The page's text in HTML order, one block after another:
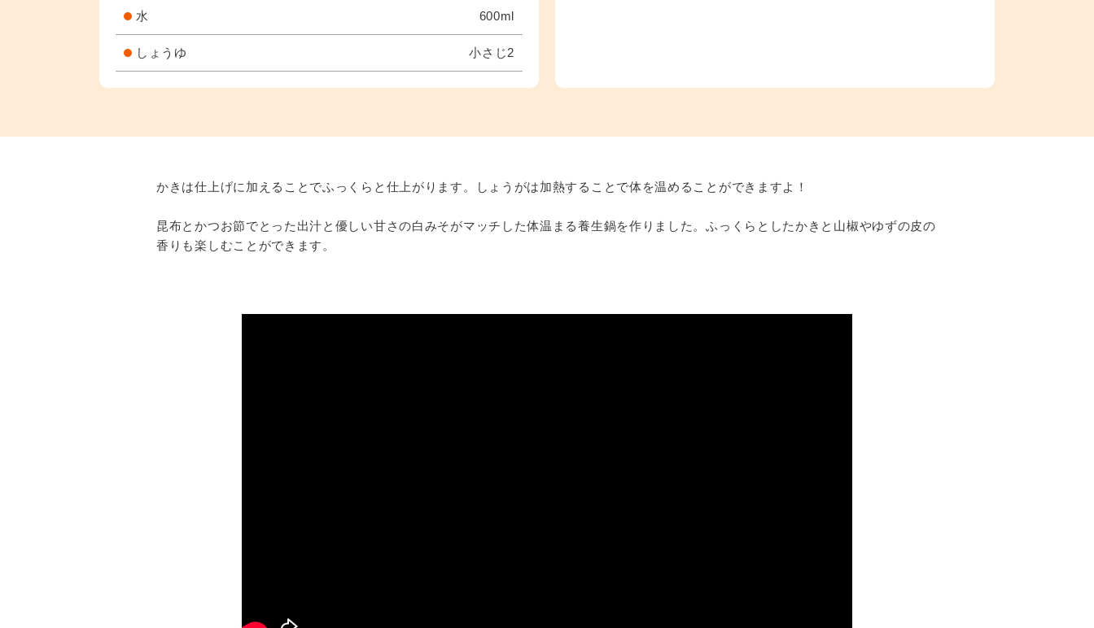
水 600ml
しょうゆ 小さじ2
かきは仕上げに加えることでふっくらと仕上がります。しょうがは加熱することで体を温めることができますよ！
昆布とかつお節でとった出汁と優しい甘さの白みそがマッチした体温まる養生鍋を作りました。ふっくらとしたかきと山椒やゆずの皮の
香りも楽しむことができます。